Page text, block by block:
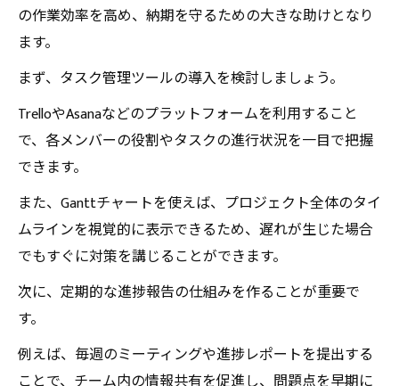
の作業効率を高め、納期を守るための大きな助けとなり
ます。
まず、タスク管理ツールの導入を検討しましょう。
TrelloやAsanaなどのプラットフォームを利用すること
で、各メンバーの役割やタスクの進行状況を一目で把握
できます。
また、Ganttチャートを使えば、プロジェクト全体のタイ
ムラインを視覚的に表示できるため、遅れが生じた場合
でもすぐに対策を講じることができます。
次に、定期的な進捗報告の仕組みを作ることが重要で
す。
例えば、毎週のミーティングや進捗レポートを提出する